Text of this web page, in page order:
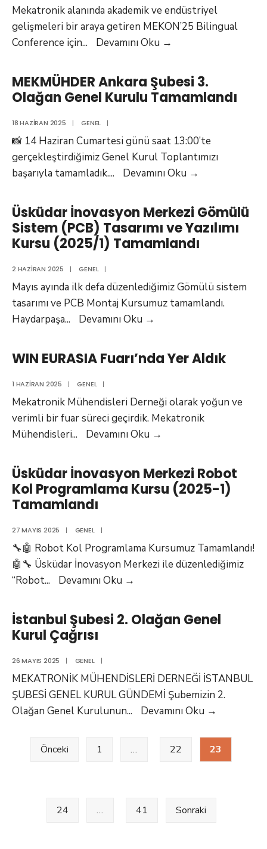
Mekatronik alanında akademik ve endüstriyel
gelişmeleri bir araya getiren MEKON’25 Bilingual
Conference için... Devamını Oku →
Mekatronik
Dünyasının
Noktası!
MEKMÜHDER Ankara Şubesi 3.
Olağan Genel Kurulu Tamamlandı
18 HAZIRAN 2025 | GENEL |
📸 14 Haziran Cumartesi günü saat 13:00’te
gerçekleştirdiğimiz Genel Kurul Toplantımızı
başarıyla tamamladık.... Devamını Oku →
Şubesi
3.
Olağan
Genel
Tamamlandı
Üsküdar İnovasyon Merkezi Gömülü
Sistem (PCB) Tasarımı ve Yazılımı
Kursu (2025/1) Tamamlandı
2 HAZIRAN 2025 | GENEL |
Mayıs ayında ilk defa düzenlediğimiz Gömülü sistem
tasarımı ve PCB Montaj Kursumuz tamamlandı.
Haydarpaşa... Devamını Oku →
Merkezi
Gömülü
(PCB)
Tasarımı
(2025/1)
Tamamlandı
WIN EURASIA Fuarı’nda Yer Aldık
1 HAZIRAN 2025 | GENEL |
Mekatronik Mühendisleri Derneği olarak yoğun ve
verimli bir fuar süreci geçirdik. Mekatronik
Mühendisleri... Devamını Oku →
Fuarı’nda
Yer
Aldık
Üsküdar İnovasyon Merkezi Robot
Kol Programlama Kursu (2025-1)
Tamamlandı
27 MAYIS 2025 | GENEL |
🔧🤖 Robot Kol Programlama Kursumuz Tamamlandı!
🤖🔧 Üsküdar İnovasyon Merkezi ile düzenlediğimiz
“Robot... Devamını Oku →
Merkezi
Robot
Kursu
(2025-
1)
İstanbul Şubesi 2. Olağan Genel
Kurul Çağrısı
26 MAYIS 2025 | GENEL |
MEKATRONİK MÜHENDİSLERİ DERNEĞİ İSTANBUL
ŞUBESİ GENEL KURUL GÜNDEMİ Şubemizin 2.
Olağan Genel Kurulunun... Devamını Oku →
2.
Olağan
sayfalaması
Önceki 1 … 22 23
24 … 41 Sonraki